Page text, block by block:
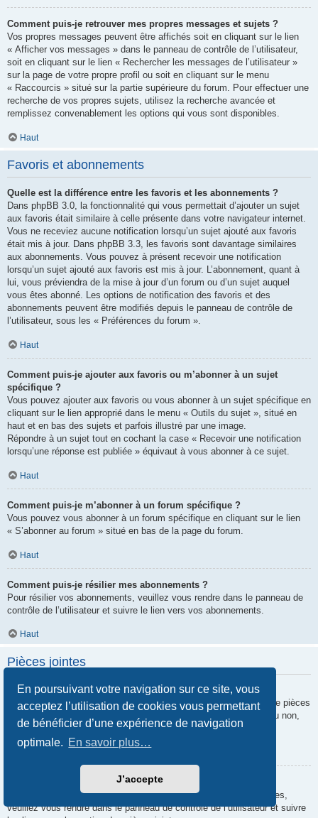
En poursuivant votre navigation sur ce site, vous
acceptez l’utilisation de cookies vous permettant
de bénéficier d’une expérience de navigation
optimale. En savoir plus…
J’accepte
Comment puis-je retrouver mes propres messages et sujets ?
Vos propres messages peuvent être affichés soit en cliquant sur le lien
« Afficher vos messages » dans le panneau de contrôle de l’utilisateur,
soit en cliquant sur le lien « Rechercher les messages de l’utilisateur »
sur la page de votre propre profil ou soit en cliquant sur le menu
« Raccourcis » situé sur la partie supérieure du forum. Pour effectuer une
recherche de vos propres sujets, utilisez la recherche avancée et
remplissez convenablement les options qui vous sont disponibles.
Haut
Favoris et abonnements
Quelle est la différence entre les favoris et les abonnements ?
Dans phpBB 3.0, la fonctionnalité qui vous permettait d’ajouter un sujet
aux favoris était similaire à celle présente dans votre navigateur internet.
Vous ne receviez aucune notification lorsqu’un sujet ajouté aux favoris
était mis à jour. Dans phpBB 3.3, les favoris sont davantage similaires
aux abonnements. Vous pouvez à présent recevoir une notification
lorsqu’un sujet ajouté aux favoris est mis à jour. L’abonnement, quant à
lui, vous préviendra de la mise à jour d’un forum ou d’un sujet auquel
vous êtes abonné. Les options de notification des favoris et des
abonnements peuvent être modifiés depuis le panneau de contrôle de
l’utilisateur, sous les « Préférences du forum ».
Haut
Comment puis-je ajouter aux favoris ou m’abonner à un sujet
spécifique ?
Vous pouvez ajouter aux favoris ou vous abonner à un sujet spécifique en
cliquant sur le lien approprié dans le menu « Outils du sujet », situé en
haut et en bas des sujets et parfois illustré par une image.
Répondre à un sujet tout en cochant la case « Recevoir une notification
lorsqu’une réponse est publiée » équivaut à vous abonner à ce sujet.
Haut
Comment puis-je m’abonner à un forum spécifique ?
Vous pouvez vous abonner à un forum spécifique en cliquant sur le lien
« S’abonner au forum » situé en bas de la page du forum.
Haut
Comment puis-je résilier mes abonnements ?
Pour résilier vos abonnements, veuillez vous rendre dans le panneau de
contrôle de l’utilisateur et suivre le lien vers vos abonnements.
Haut
Pièces jointes
Quelles pièces jointes sont autorisées sur ce forum ?
Chaque administrateur peut autoriser ou interdire certains types de pièces
jointes. Si vous n’êtes pas certain de savoir ce qui est autorisé ou non,
nous vous invitons à contacter un administrateur du forum.
Comment puis-je retrouver toutes mes pièces jointes ?
Pour retrouver la liste des pièces jointes que vous avez transférées,
veuillez vous rendre dans le panneau de contrôle de l’utilisateur et suivre